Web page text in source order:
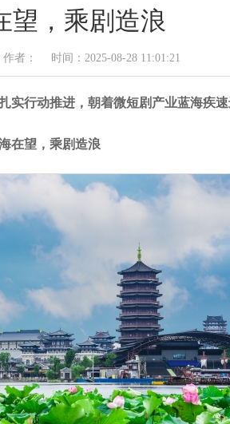
望，乘剧造浪
作者： 时间：2025-08-28 11:01:21
实行动推进，朝着微短剧产业蓝海疾
在望，乘剧造浪